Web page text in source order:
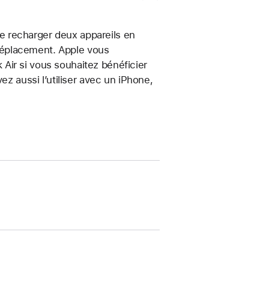
recharger deux appareils en
Apple vous
Air si vous souhaitez bénéficier
aussi l’utiliser avec un iPhone,